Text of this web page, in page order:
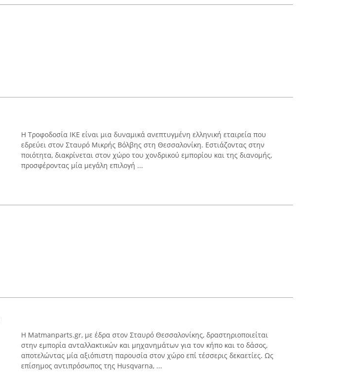
Η Τροφοδοσία ΙΚΕ είναι μια δυναμικά ανεπτυγμένη ελληνική εταιρεία που
εδρεύει στον Σταυρό Μικρής Βόλβης στη Θεσσαλονίκη. Εστιάζοντας στην
ποιότητα, διακρίνεται στον χώρο του χονδρικού εμπορίου και της διανομής,
προσφέροντας μία μεγάλη επιλογή ...
Η Matmanparts.gr, με έδρα στον Σταυρό Θεσσαλονίκης, δραστηριοποιείται
στην εμπορία ανταλλακτικών και μηχανημάτων για τον κήπο και το δάσος,
αποτελώντας μία αξιόπιστη παρουσία στον χώρο επί τέσσερις δεκαετίες. Ως
επίσημος αντιπρόσωπος της Husqvarna, ...